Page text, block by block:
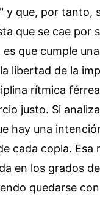
y que, por tanto,
que se cae por
es que cumple
libertad de la
rítmica
justo. Si
hay una
cada copla.
en los grados
quedarse